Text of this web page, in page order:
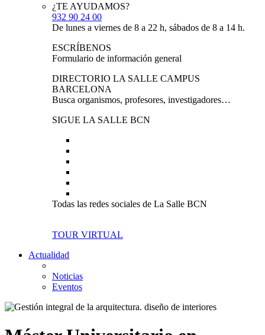
¿TE AYUDAMOS?
932 90 24 00
De lunes a viernes de 8 a 22 h, sábados de 8 a 14 h.
ESCRÍBENOS
Formulario de información general
DIRECTORIO LA SALLE CAMPUS
BARCELONA
Busca organismos, profesores, investigadores…
SIGUE LA SALLE BCN
Todas las redes sociales de La Salle BCN
TOUR VIRTUAL
Actualidad
Noticias
Eventos